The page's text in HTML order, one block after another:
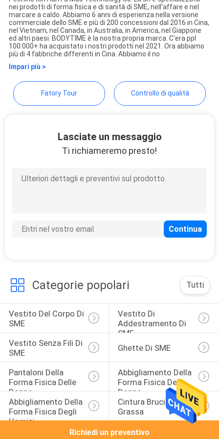
MAPPA
DEL
SITO
PRIVACY
POLICY
Beijing Xinhan Fumao
Technology Co., Ltd.
nei prodotti di forma fisica e di sanità di SME, nell'affare e nel
marcare a caldo. Abbiamo 6 anni di esperienza nella versione
commerciale dello SME e più di 200 concessioni dal 2016 in Cina,
nel Vietnam, nel Canada, in Australia, in America, nel Giappone
ed altri paesi. BODYTIME è la nostra propria marca. C'era ppl
100.000+ ha acquistato i nostri prodotti nel 2021. Ora abbiamo
più di 4 fabbriche differenti in Cina. Abbiamo il no
Impari più >
Fatory Tour Controllo di qualità
Lasciate un messaggio
Ti richiameremo presto!
Categorie popolari Tutti
Vestito Del Corpo Di
SME
Vestito Di
Addestramento Di
SME
Vestito Senza Fili Di
SME
Ghette Di SME
Pantaloni Della
Forma Fisica Delle
Donne
Abbigliamento Della
Forma Fisica Delle
Donne
Abbigliamento Della
Forma Fisica Degli
Uomini
Cintura Bruciante
Grassa
Richiedi un preventivo